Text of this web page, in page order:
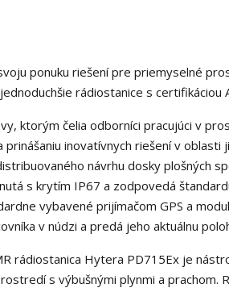
ponuku riešení pre priemyselné
rádiostanice s
ktorým čelia odborníci pracujúci v
prinášaniu inovatívnych riešení v oblasti
návrhu dosky plošných
s krytím IP67 a zodpovedá
vybavené prijímačom GPS a
v núdzi a predá jeho aktuálnu
rádiostanica Hytera PD715Ex je
s výbušnými plynmi a